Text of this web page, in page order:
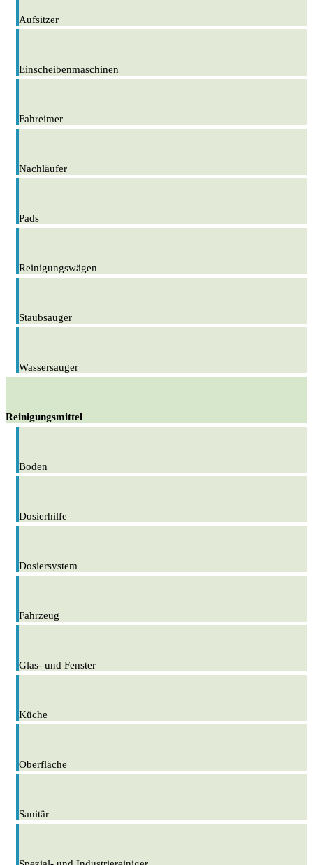
Aufsitzer
Einscheibenmaschinen
Fahreimer
Nachläufer
Pads
Reinigungswägen
Staubsauger
Wassersauger
Reinigungsmittel
Boden
Dosierhilfe
Dosiersystem
Fahrzeug
Glas- und Fenster
Küche
Oberfläche
Sanitär